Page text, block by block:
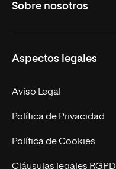
Másteres Oficiales
Doctorados
Experto Universitario
Postgrados
Cursos Universitarios
Sobre nosotros
Facultades
Nuestro Equipo
Trabaja en UNIR
Actualidad
UNIR Revista
Aspectos legales
Aviso Legal
Política de Privacidad
Política de Cookies
Cláusulas legales RGPD